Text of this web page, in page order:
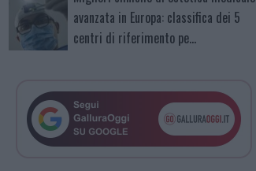
avanzata in Europa: classifica dei 5
centri di riferimento pe…